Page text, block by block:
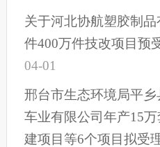
关于河北协航塑胶制
件400万件技改项目预
04-01
邢台市生态环境局平
车业有限公司年产15
建项目等6个项目拟受